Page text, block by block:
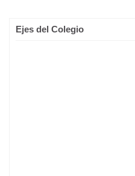
Ejes del Colegio